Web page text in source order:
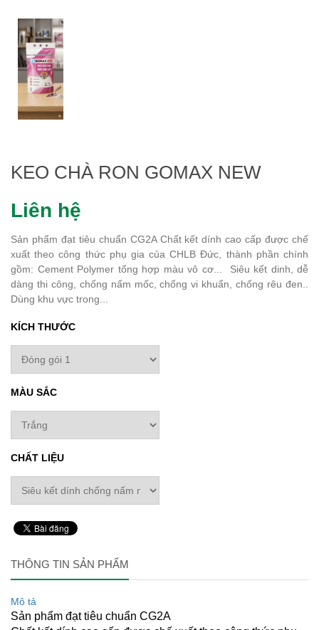
KEO CHÀ RON GOMAX NEW
Liên hệ
Sản phẩm đạt tiêu chuẩn CG2A Chất kết dính cao cấp được chế
xuất theo công thức phụ gia của CHLB Đức, thành phần chính
gồm: Cement Polymer tổng hợp màu vô cơ... Siêu kết dinh, dễ
dàng thi công, chống nấm mốc, chống vi khuẩn, chống rêu đen..
Dùng khu vực trong...
KÍCH THƯỚC
MÀU SẮC
CHẤT LIỆU
THÔNG TIN SẢN PHẨM
Mô tả
Sản phẩm đạt tiêu chuẩn CG2A